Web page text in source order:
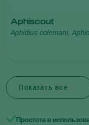
Aphiscout
Aphidius colemani,
Показать все
Простота в